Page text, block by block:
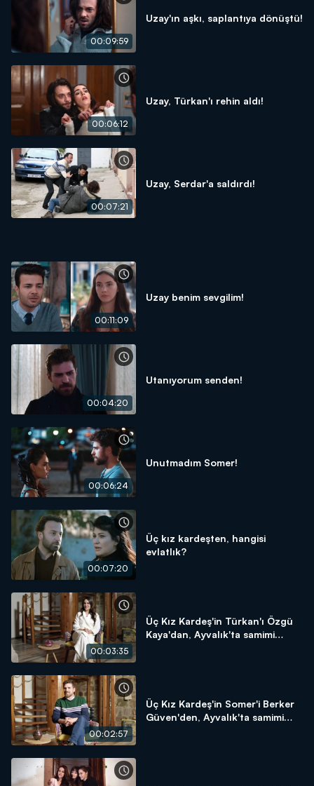
00:09:59
Uzay'ın aşkı, saplantıya dönüştü!
00:06:12
Uzay, Türkan'ı rehin aldı!
00:07:21
Uzay, Serdar'a saldırdı!
00:11:09
Uzay benim sevgilim!
00:04:20
Utanıyorum senden!
00:06:24
Unutmadım Somer!
00:07:20
Üç kız kardeşten, hangisi
evlatlık?
00:03:35
Üç Kız Kardeş'in Türkan'ı Özgü
Kaya'dan, Ayvalık'ta samimi
00:02:57
Üç Kız Kardeş'in Somer'i Berker
Güven'den, Ayvalık'ta samimi